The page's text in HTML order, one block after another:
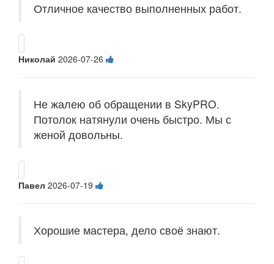
Отличное качество выполненных работ.
Николай 2026-07-26
Не жалею об обращении в SkyPRO.
Потолок натянули очень быстро. Мы с
женой довольны.
Павел 2026-07-19
Хорошие мастера, дело своё знают.